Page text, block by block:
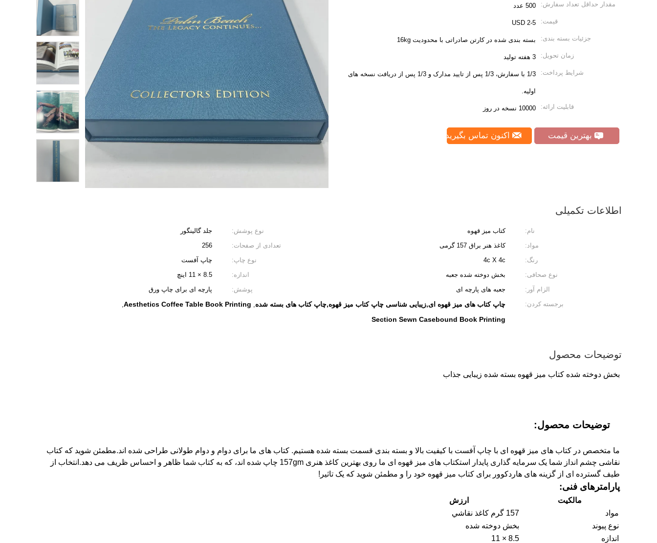
مقدار حداقل تعداد سفارش: 500 عدد
قیمت: 2-5 USD
جزئیات بسته بندی: بسته بندی شده در کارتن صادراتی با محدودیت 16kg
زمان تحویل: 3 هفته تولید
شرایط پرداخت: 1/3 با سفارش، 1/3 پس از تایید مدارک و 1/3 پس از دریافت نسخه های
اولیه.
قابلیت ارائه: 10000 نسخه در روز
بهترین قیمت اکنون تماس بگیرید
اطلاعات تکمیلی
نام: کتاب میز قهوه نوع پوشش:
جلد گالینگور
مواد:
کاغذ هنر براق 157 گرمی تعدادی از صفحات:
256
رنگ:
4c X 4c نوع چاپ:
چاپ آفست
نوع صحافی:
بخش دوخته شده جعبه اندازه:
8.5 × 11 اینچ
الزام آور:
جعبه های پارچه ای پوشش:
پارچه ای برای چاپ ورق
برجسته کردن:
چاپ کتاب های میز قهوه ای,زیبایی شناسی چاپ کتاب میز قهوه,چاپ کتاب های بسته شده,
Aesthetics Coffee Table Book Printing
,
Section Sewn Casebound Book Printing
توضیحات محصول
بخش دوخته شده کتاب میز قهوه بسته شده زیبایی جذاب
توضیحات محصول:
ما متخصص در کتاب های میز قهوه ای با چاپ آفست با کیفیت بالا و بسته بندی قسمت بسته شده هستیم. کتاب های ما برای دوام و دوام طولانی طراحی شده اند.مطمئن شوید که کتاب
نقاشی چشم انداز شما یک سرمایه گذاری پایدار استکتاب های میز قهوه ای ما روی بهترین کاغذ هنری 157gm چاپ شده اند، که به کتاب شما ظاهر و احساس ظریف می دهد.انتخاب از
طیف گسترده ای از گزینه های هاردکوور برای کتاب میز قهوه خود را و مطمئن شوید که یک تاثیر!
پارامترهای فنی:
مالکیت
ارزش
مواد
157 گرم کاغذ نقاشي
نوع پیوند
بخش دوخته شده
اندازه
8.5 × 11